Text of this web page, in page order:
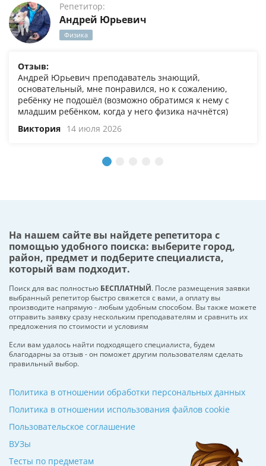
Репетитор:
Андрей Юрьевич
Физика
Отзыв:
Андрей Юрьевич преподаватель знающий,
основательный, мне понравился, но к сожалению,
ребёнку не подошёл (возможно обратимся к нему с
младшим ребёнком, когда у него физика начнётся)
Виктория 14 июля 2026
На нашем сайте вы найдете репетитора с
помощью удобного поиска: выберите город,
район, предмет и подберите специалиста,
который вам подходит.
Поиск для вас полностью БЕСПЛАТНЫЙ. После размещения заявки
выбранный репетитор быстро свяжется с вами, а оплату вы
производите напрямую - любым удобным способом. Вы также можете
отправить заявку сразу нескольким преподавателям и сравнить их
предложения по стоимости и условиям
Если вам удалось найти подходящего специалиста, будем
благодарны за отзыв - он поможет другим пользователям сделать
правильный выбор.
ВУЗы
Тесты по предметам
Политика в отношении обработки персональных данных
Политика в отношении использования файлов cookie
Пользовательское соглашение